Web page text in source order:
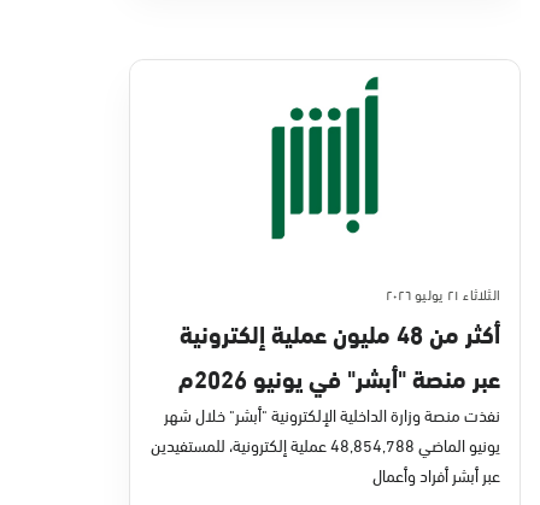
الثلاثاء ٢١ يوليو ٢٠٢٦
أكثر من 48 مليون عملية إلكترونية
عبر منصة "أبشر" في يونيو 2026م
نفذت منصة وزارة الداخلية الإلكترونية "أبشر" خلال شهر
يونيو الماضي 48,854,788 عملية إلكترونية، للمستفيدين
عبر أبشر أفراد وأعمال